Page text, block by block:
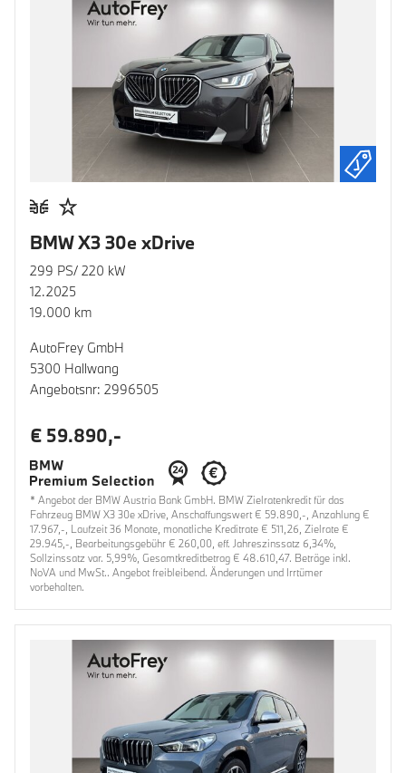
BMW X3 30e xDrive
299 PS/ 220 kW
12.2025
19.000 km
AutoFrey GmbH
5300 Hallwang
Angebotsnr: 2996505
€ 59.890,-
* Angebot der BMW Austria Bank GmbH. BMW Zielratenkredit für das
Fahrzeug BMW X3 30e xDrive, Anschaffungswert € 59.890,-, Anzahlung €
17.967,-, Laufzeit 36 Monate, monatliche Kreditrate € 511,26, Zielrate €
29.945,-, Bearbeitungsgebühr € 260,00, eff. Jahreszinssatz 6,34%,
Sollzinssatz var. 5,99%, Gesamtkreditbetrag € 48.610,47. Beträge inkl.
NoVA und MwSt.. Angebot freibleibend. Änderungen und Irrtümer
vorbehalten.